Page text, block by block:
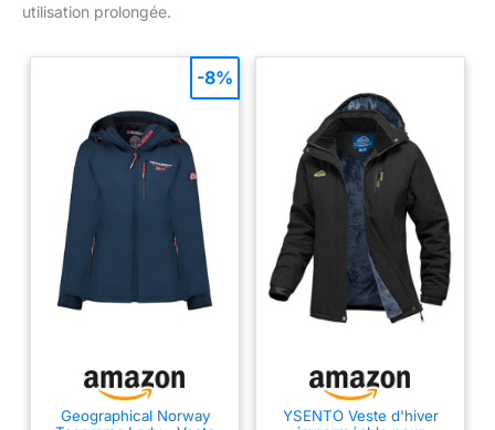
utilisation prolongée.
Geographical Norway
-8%
YSENTO Veste d'hiver